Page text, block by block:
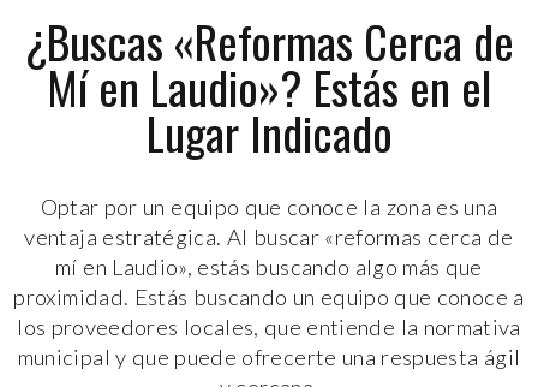
¿Buscas «Reformas Cerca de
Mí en Laudio»? Estás en el
Lugar Indicado
Optar por un equipo que conoce la zona es una
ventaja estratégica. Al buscar «reformas cerca de
mí en Laudio», estás buscando algo más que
proximidad. Estás buscando un equipo que conoce a
los proveedores locales, que entiende la normativa
municipal y que puede ofrecerte una respuesta ágil